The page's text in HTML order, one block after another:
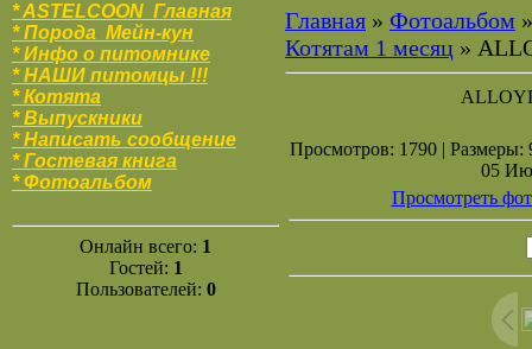
* ASTELCOON Главная
* Порода Мейн-кун
* Инфо о питомнике
* НАШИ питомцы !!!
* Котята
* Выпускники
* Написать сообщение
* Гостевая книга
* Фотоальбом
Онлайн всего: 1
Гостей: 1
Пользователей: 0
Главная » Фотоальбом
Котятам 1 месяц »
Просмотров: 1790 | Размеры:
05
Просмотреть